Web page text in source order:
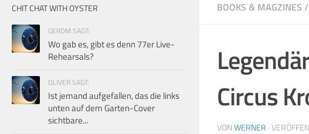
BOOKS & MAGZINES /
Circus
VONWERNER ·
CHIT CHAT WITH OYSTER
GERDM SAGT:
Wo gab es, gibt es denn 77er Live-
Rehearsals?
OLIVER SAGT:
Ist jemand aufgefallen, das die links
unten auf dem Garten-Cover
sichtbare...